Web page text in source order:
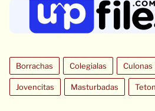
Borrachas Colegialas Culonas
Jovencitas Masturbadas